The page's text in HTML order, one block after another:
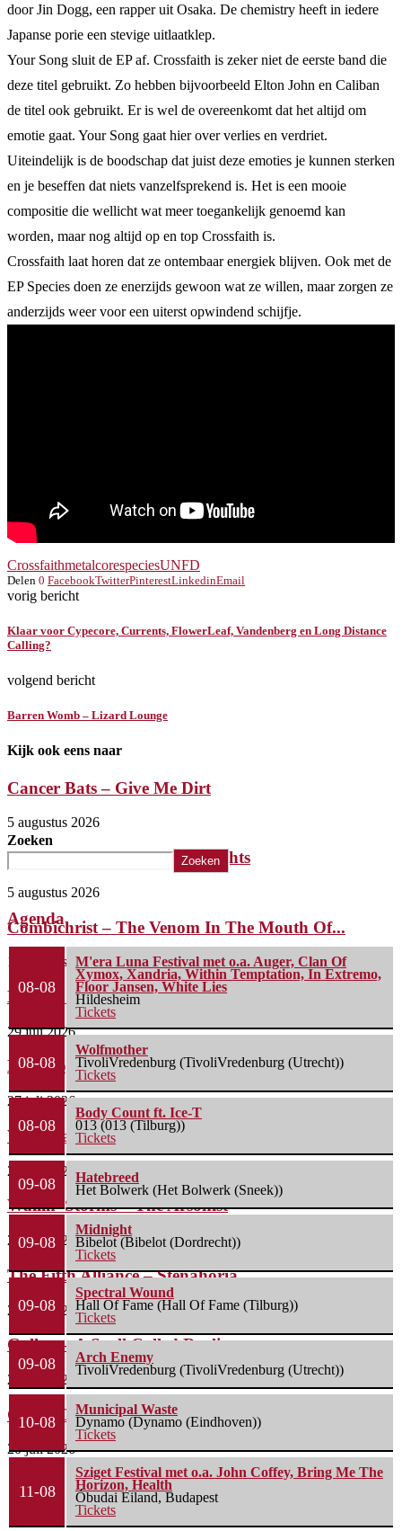
door Jin Dogg, een rapper uit Osaka. De chemistry heeft in iedere
Japanse porie een stevige uitlaatklep.
Your Song sluit de EP af. Crossfaith is zeker niet de eerste band die
deze titel gebruikt. Zo hebben bijvoorbeeld Elton John en Caliban
de titel ook gebruikt. Er is wel de overeenkomt dat het altijd om
emotie gaat. Your Song gaat hier over verlies en verdriet.
Uiteindelijk is de boodschap dat juist deze emoties je kunnen sterken
en je beseffen dat niets vanzelfsprekend is. Het is een mooie
compositie die wellicht wat meer toegankelijk genoemd kan
worden, maar nog altijd op en top Crossfaith is.
Crossfaith laat horen dat ze ontembaar energiek blijven. Ook met de
EP Species doen ze enerzijds gewoon wat ze willen, maar zorgen ze
anderzijds weer voor een uiterst opwindend schijfje.
CrossfaithmetalcorespeciesUNFD
Delen 0 FacebookTwitterPinterestLinkedinEmail
vorig bericht
Klaar voor Cypecore, Currents, FlowerLeaf, Vandenberg en Long Distance
Calling?
volgend bericht
Barren Womb – Lizard Lounge
Kijk ook eens naar
Cancer Bats – Give Me Dirt
5 augustus 2026
The Iron Roses – Molotov Nights
5 augustus 2026
Combichrist – The Venom In The Mouth Of...
1 augustus 2026
Lunatic Soul – Transition II
29 juli 2026
Boneripper – Radiant In Ruin
27 juli 2026
Waterparks – Jinx
26 juli 2026
Wailin’ Storms – The Arsonist
26 juli 2026
The Fifth Alliance – Stenahoria
22 juli 2026
Gallon – A Spell Called Reality
22 juli 2026
Green Carnation – A Dark Poem II: Sanguis
20 juli 2026
Zoeken
Zoeken
Agenda
08-08
M'era Luna Festival met o.a. Auger, Clan Of
Xymox, Xandria, Within Temptation, In Extremo,
Floor Jansen, White Lies
Hildesheim
Tickets
08-08
Wolfmother
TivoliVredenburg (TivoliVredenburg (Utrecht))
Tickets
08-08
Body Count ft. Ice-T
013 (013 (Tilburg))
Tickets
09-08
Hatebreed
Het Bolwerk (Het Bolwerk (Sneek))
09-08
Midnight
Bibelot (Bibelot (Dordrecht))
Tickets
09-08
Spectral Wound
Hall Of Fame (Hall Of Fame (Tilburg))
Tickets
09-08
Arch Enemy
TivoliVredenburg (TivoliVredenburg (Utrecht))
10-08
Municipal Waste
Dynamo (Dynamo (Eindhoven))
Tickets
11-08
Sziget Festival met o.a. John Coffey, Bring Me The
Horizon, Health
Óbudai Eiland, Budapest
Tickets